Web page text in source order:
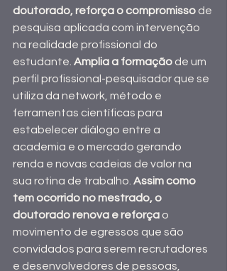
doutorado, reforça o compromisso de
pesquisa aplicada com intervenção
na realidade profissional do
estudante. Amplia a formação de um
perfil profissional-pesquisador que se
utiliza da network, método e
ferramentas científicas para
estabelecer diálogo entre a
academia e o mercado gerando
renda e novas cadeias de valor na
sua rotina de trabalho. Assim como
tem ocorrido no mestrado, o
doutorado renova e reforça o
movimento de egressos que são
convidados para serem recrutadores
e desenvolvedores de pessoas,